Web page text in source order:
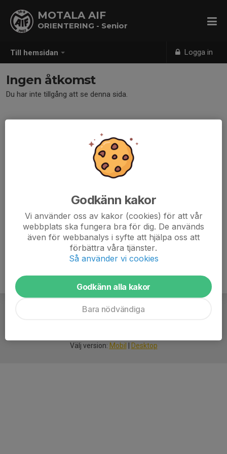
Till hemsidan Logga in
MOTALA AIF
ORIENTERING - Senior
Ingen åtkomst
Du har inte tillgång att se denna sida.
Välj version: Mobil Desktop
Godkänn kakor
Vi använder oss av kakor (cookies) för att vår
webbplats ska fungera bra för dig. De används
även för webbanalys i syfte att hjälpa oss att
förbättra våra tjänster.
Så använder vi cookies
Godkänn alla kakor
Bara nödvändiga